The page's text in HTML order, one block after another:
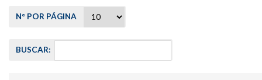
N° POR PÁGINA
BUSCAR: